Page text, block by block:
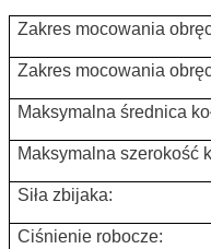
Zakres mocowania
Zakres mocowania
Maksymalna średnica
Maksymalna szerokość
Siła zbijaka:
Ciśnienie robocze: